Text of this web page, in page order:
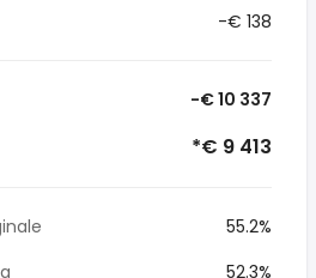
-€ 138
-€ 10 337
*€ 9 413
55.2%
52.3%